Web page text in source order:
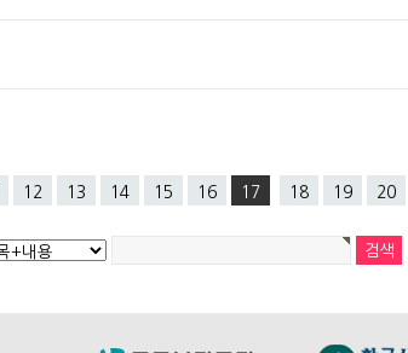
12 13 14 15 16 17 18 19 20